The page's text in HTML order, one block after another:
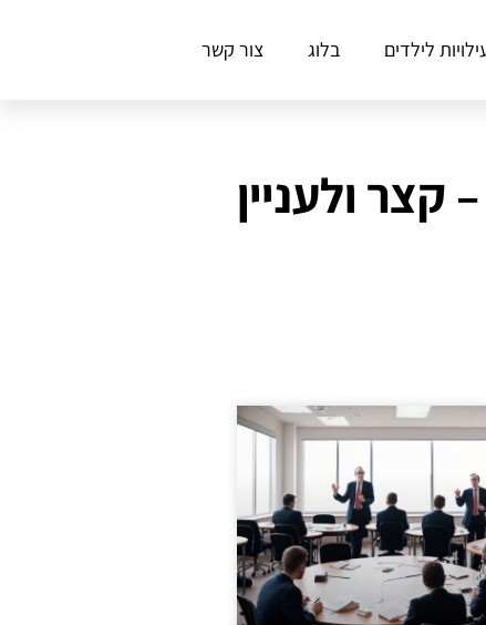
לילדים בלוג צור קשר